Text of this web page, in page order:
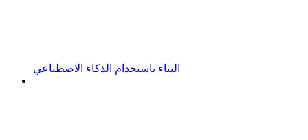
البناء باستخدام الذكاء الاصطناعي